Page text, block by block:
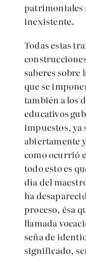
patrimoniales
inexistente.
Todas estas
saberes sobre
que se
también a los
educativos
impuestos, ya
abiertamente
como ocurrió
todo esto es
día del
ha
proceso, ésa
llamada
seña de
significado,